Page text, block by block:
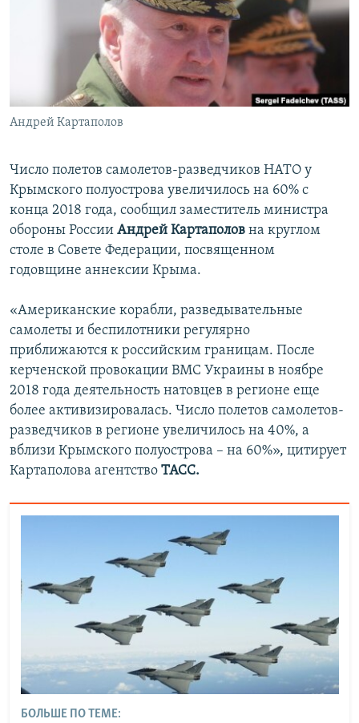
ПОБЕДИТЕЛЕЙ НЕ СУДЯТ?
КРЫМ.НЕПОКОРЕННЫЙ
УКРАИНСКАЯ ПРОБЛЕМА КРЫМА
ПРИСОЕДИНЯЙТЕСЬ!
Все сайты RFE/RL
Андрей Картаполов
Число полетов самолетов-разведчиков НАТО у
Крымского полуострова увеличилось на 60% с
конца 2018 года, сообщил заместитель министра
обороны России Андрей Картаполов на круглом
столе в Совете Федерации, посвященном
годовщине аннексии Крыма.
«Американские корабли, разведывательные
самолеты и беспилотники регулярно
приближаются к российским границам. После
керченской провокации ВМС Украины в ноябре
2018 года деятельность натовцев в регионе еще
более активизировалась. Число полетов самолетов-
разведчиков в регионе увеличилось на 40%, а
вблизи Крымского полуострова – на 60%», цитирует
Картаполова агентство ТАСС.
БОЛЬШЕ ПО ТЕМЕ: